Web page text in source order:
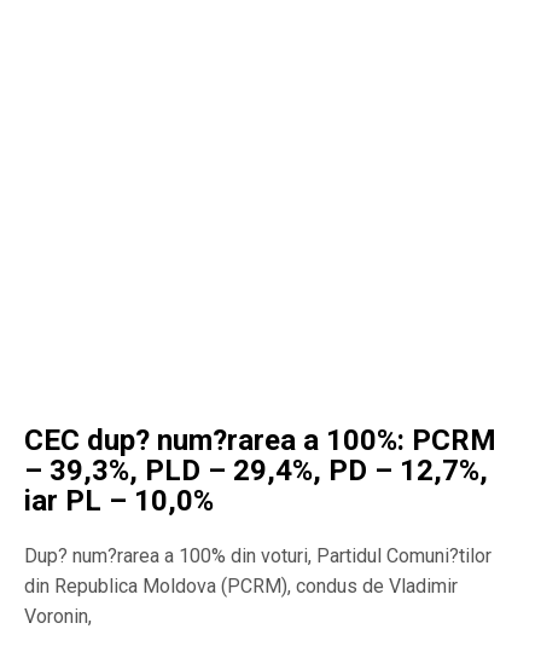
CEC dup? num?rarea a 100%: PCRM
– 39,3%, PLD – 29,4%, PD – 12,7%,
iar PL – 10,0%
Dup? num?rarea a 100% din voturi, Partidul Comuni?tilor
din Republica Moldova (PCRM), condus de Vladimir
Voronin,